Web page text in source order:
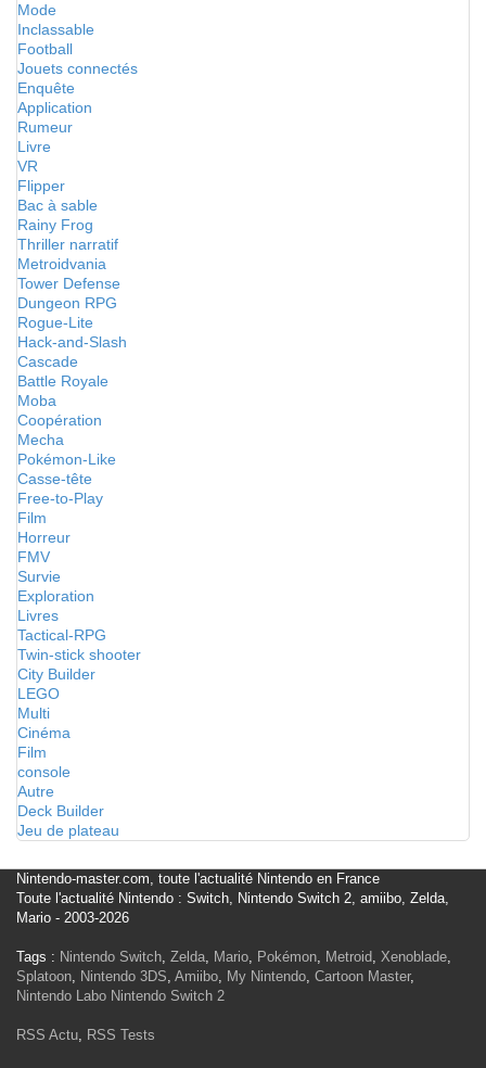
Mode
Inclassable
Football
Jouets connectés
Enquête
Application
Rumeur
Livre
VR
Flipper
Bac à sable
Rainy Frog
Thriller narratif
Metroidvania
Tower Defense
Dungeon RPG
Rogue-Lite
Hack-and-Slash
Cascade
Battle Royale
Moba
Coopération
Mecha
Pokémon-Like
Casse-tête
Free-to-Play
Film
Horreur
FMV
Survie
Exploration
Livres
Tactical-RPG
Twin-stick shooter
City Builder
LEGO
Multi
Cinéma
Film
console
Autre
Deck Builder
Jeu de plateau
Nintendo-master.com, toute l'actualité Nintendo en France
Toute l'actualité Nintendo : Switch, Nintendo Switch 2, amiibo, Zelda,
Mario - 2003-2026
Tags : Nintendo Switch, Zelda, Mario, Pokémon, Metroid, Xenoblade,
Splatoon, Nintendo 3DS, Amiibo, My Nintendo, Cartoon Master,
Nintendo Labo Nintendo Switch 2
RSS Actu, RSS Tests